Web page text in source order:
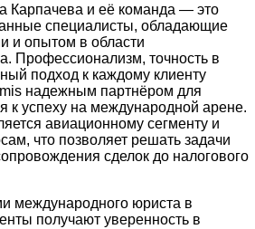
Карпачева и её команда — это
специалисты, обладающие
и опытом в области
Профессионализм, точность в
подход к каждому клиенту
надежным партнёром для
к успеху на международной арене.
авиационному сегменту и
что позволяет решать задачи
сделок до налогового
международного юриста в
получают уверенность в